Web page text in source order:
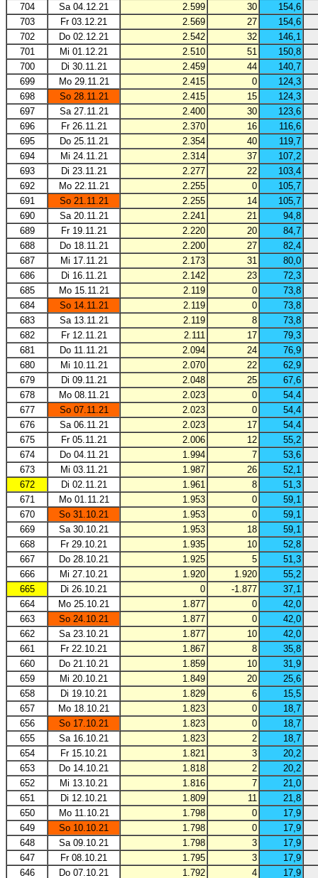
704
Sa 04.12.21 2.599 30
154,6
703
Fr 03.12.21 2.569 27
154,6
702
Do 02.12.21 2.542 32
146,1
701
Mi 01.12.21 2.510 51
150,8
700
Di 30.11.21 2.459 44
140,7
699
Mo 29.11.21 2.415 0
124,3
698
So 28.11.21 2.415 15
124,3
697
Sa 27.11.21 2.400 30
123,6
696
Fr 26.11.21 2.370 16
116,6
695
Do 25.11.21 2.354 40
119,7
694
Mi 24.11.21 2.314 37
107,2
693
Di 23.11.21 2.277 22
103,4
692
Mo 22.11.21 2.255 0
105,7
691
So 21.11.21 2.255 14
105,7
690
Sa 20.11.21 2.241 21
94,8
689
Fr 19.11.21 2.220 20
84,7
688
Do 18.11.21 2.200 27
82,4
687
Mi 17.11.21 2.173 31
80,0
686
Di 16.11.21 2.142 23
72,3
685
Mo 15.11.21 2.119 0
73,8
684
So 14.11.21 2.119 0
73,8
683
Sa 13.11.21 2.119 8
73,8
682
Fr 12.11.21 2.111 17
79,3
681
Do 11.11.21 2.094 24
76,9
680
Mi 10.11.21 2.070 22
62,9
679
Di 09.11.21 2.048 25
67,6
678
Mo 08.11.21 2.023 0
54,4
677
So 07.11.21 2.023 0
54,4
676
Sa 06.11.21 2.023 17
54,4
675
Fr 05.11.21 2.006 12
55,2
674
Do 04.11.21 1.994 7
53,6
673
Mi 03.11.21 1.987 26
52,1
672
Di 02.11.21 1.961 8
51,3
671
Mo 01.11.21 1.953 0
59,1
670
So 31.10.21 1.953 0
59,1
669
Sa 30.10.21 1.953 18
59,1
668
Fr 29.10.21 1.935 10
52,8
667
Do 28.10.21 1.925 5
51,3
666
Mi 27.10.21 1.920 1.920
55,2
665
Di 26.10.21 0 -1.877
37,1
664
Mo 25.10.21 1.877 0
42,0
663
So 24.10.21 1.877 0
42,0
662
Sa 23.10.21 1.877 10
42,0
661
Fr 22.10.21 1.867 8
35,8
660
Do 21.10.21 1.859 10
31,9
659
Mi 20.10.21 1.849 20
25,6
658
Di 19.10.21 1.829 6
15,5
657
Mo 18.10.21 1.823 0
18,7
656
So 17.10.21 1.823 0
18,7
655
Sa 16.10.21 1.823 2
18,7
654
Fr 15.10.21 1.821 3
20,2
653
Do 14.10.21 1.818 2
20,2
652
Mi 13.10.21 1.816 7
21,0
651
Di 12.10.21 1.809 11
21,8
650
Mo 11.10.21 1.798 0
17,9
649
So 10.10.21 1.798 0
17,9
648
Sa 09.10.21 1.798 3
17,9
647
Fr 08.10.21 1.795 3
17,9
646
Do 07.10.21 1.792 4 17,9